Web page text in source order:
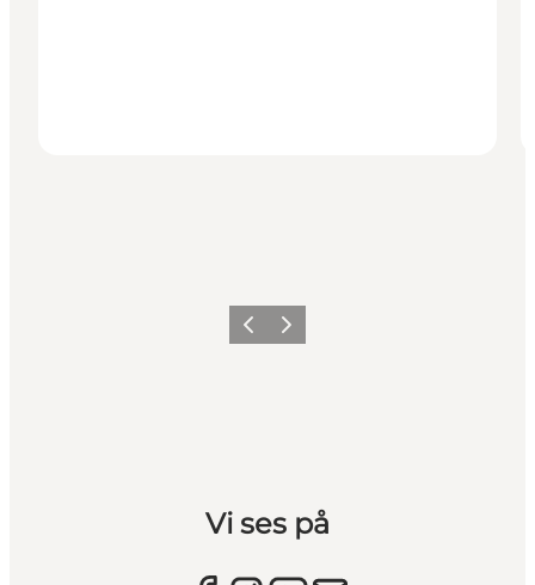
Forrige billede
Næste billede
Vi ses på